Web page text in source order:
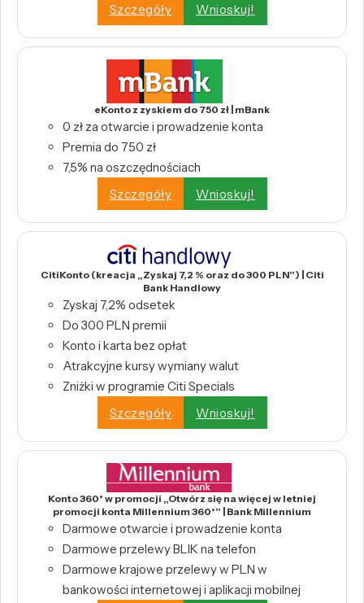
Szczegóły
Wnioskuj!
eKonto z zyskiem do 750 zł | mBank
0 zł za otwarcie i prowadzenie konta
Premia do 750 zł
7,5% na oszczędnościach
Szczegóły
Wnioskuj!
CitiKonto (kreacja „Zyskaj 7,2 % oraz do 300 PLN”) | Citi
Bank Handlowy
Zyskaj 7,2% odsetek
Do 300 PLN premii
Konto i karta bez opłat
Atrakcyjne kursy wymiany walut
Zniżki w programie Citi Specials
Szczegóły
Wnioskuj!
Konto 360° w promocji „Otwórz się na więcej w letniej
promocji konta Millennium 360°” | Bank Millennium
Darmowe otwarcie i prowadzenie konta
Darmowe przelewy BLIK na telefon
Darmowe krajowe przelewy w PLN w
bankowości internetowej i aplikacji mobilnej